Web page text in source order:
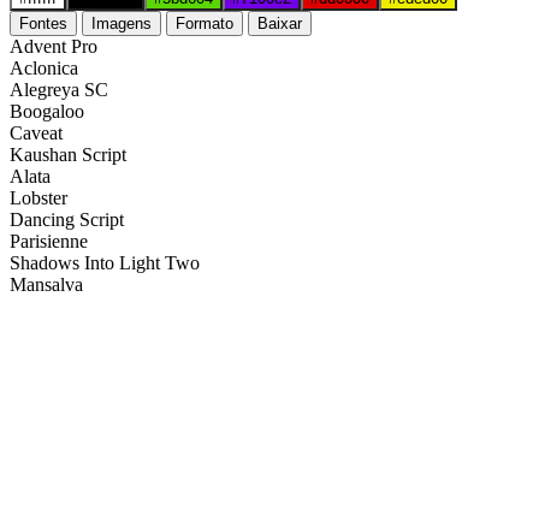
Fontes
Imagens Formato Baixar
Advent Pro
Aclonica
Alegreya SC
Boogaloo
Caveat
Kaushan Script
Alata
Lobster
Dancing Script
Parisienne
Shadows Into Light Two
Mansalva